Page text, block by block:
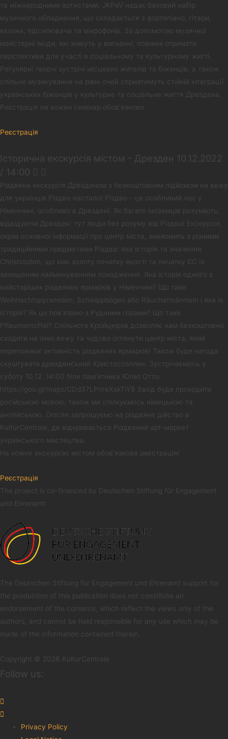
та міжнародними артистами. JKPeV надає базовий набір
музичного обладнання, що складається з фортепіано, гітари,
кахона, підсилювача та мікрофонів. За допомогою музичної
майстерні люди, які живуть у вигнанні, повинні отримати
перспективи для участі в соціальному та культурному житті.
Регулярні творчі зустрічі місцевих жителів та біженців, а також
спільне музикування на рівні очей сприятимуть стійкій інтеграції
українських біженців у культурне та соціальне життя Дрездена.
Реєстрація на кожен семінар обов’язково
Реєстрація
Історична екскурсія містом - Дрезден 10.12.2022
/ 14:00
Різдвяна екскурсія Дрезденом з безкоштовним підйомом на вежу
для українців Різдво настало! Різдво - це особливий час у
Німеччині, особливо в Дрездені. Як багато іноземців розуміють,
відвідуючи Дрезден: тут люди без розуму від Різдва! Екскурсія,
окрім основної інформації про центр міста, знайомить з різними
традиційними предметами Різдва: яка історія та значення
Christstollen, що має золоту печатку якості та печатку ЄС із
захищеним найменуванням походження. Яка історія одного з
найстаріших різдвяних ярмарків у Німеччині? Що таке
Weihnachtspyramiden, Schwippbögen або Räuchermännlein і яка їх
історія? Як це пов’язано з Рудними горами? Що таке
Pflaumentoffel? Спільнота Кройцкірхе дозволяє нам безкоштовно
сходити на їхню вежу та чудово оглянути центр міста, який
переповнює активність різдвяних ярмарків! Також буде нагода
скуштувати дрезденський Христостоллен. Зустрічаємось у
суботу 10.12. 14:00 біля пам’ятника Юлію Отто:
https://goo.gl/maps/CDd37LPnreXskTiY8 Захід буде проходити
російською мовою, також ми спілкуємось німецькою та
англійською. Опісля запрошуємо на різдвяне дійство в
KulturCentrale, де відкривається Різдвяний арт-маркет
українського мистецтва.
На кожну екскурсію містом обов’язкова реєстрація!
Реєстрація
The project is co-financed by Deutschen Stiftung für Engagement
und Ehrenamt
The Deutschen Stiftung für Engagement und Ehrenamt support for
the production of this publication does not constitute an
endorsement of the contents, which reflect the views only of the
authors, and cannot be held responsible for any use which may be
made of the information contained therein.
Copyright © 2026 KulturCentrale
Follow us:
Menu
Privacy Policy